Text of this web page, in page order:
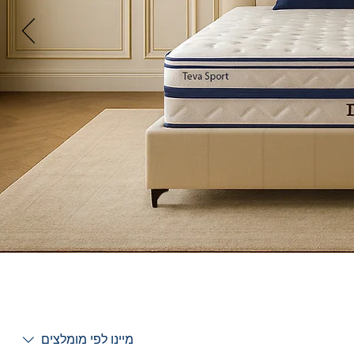
מיינו לפי מומלצים